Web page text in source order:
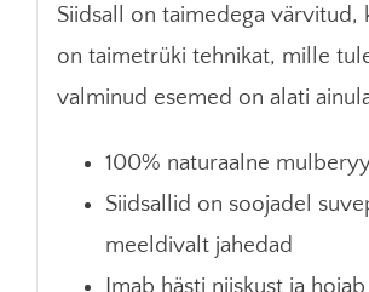
Siidsall on taimedega värvitud,
on taimetrüki tehnikat, mille
valminud esemed on alati
100% naturaalne
Siidsallid on soojadel
meeldivalt jahedad
Imab hästi niiskust ja